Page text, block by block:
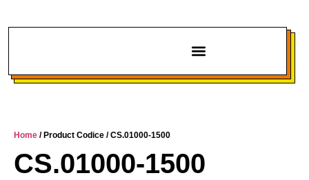
Home / Product Codice / CS.01000-1500
CS.01000-1500